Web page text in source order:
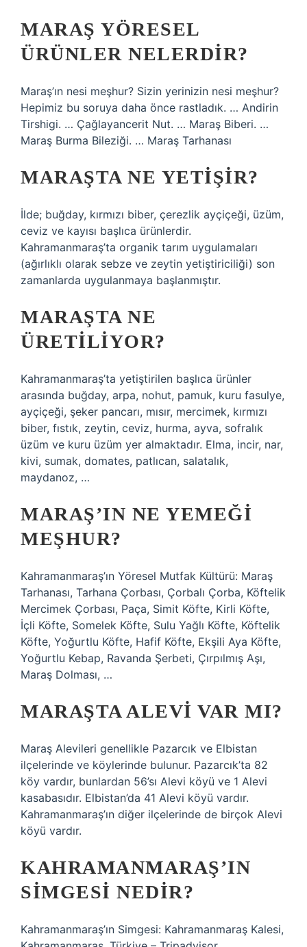
MARAŞ YÖRESEL
ÜRÜNLER NELERDIR?
Maraş’ın nesi meşhur? Sizin yerinizin nesi meşhur?
Hepimiz bu soruya daha önce rastladık. … Andirin
Tirshigi. … Çağlayancerit Nut. … Maraş Biberi. …
Maraş Burma Bileziği. … Maraş Tarhanası
MARAŞTA NE YETIŞIR?
İlde; buğday, kırmızı biber, çerezlik ayçiçeği, üzüm,
ceviz ve kayısı başlıca ürünlerdir.
Kahramanmaraş’ta organik tarım uygulamaları
(ağırlıklı olarak sebze ve zeytin yetiştiriciliği) son
zamanlarda uygulanmaya başlanmıştır.
MARAŞTA NE
ÜRETILIYOR?
Kahramanmaraş’ta yetiştirilen başlıca ürünler
arasında buğday, arpa, nohut, pamuk, kuru fasulye,
ayçiçeği, şeker pancarı, mısır, mercimek, kırmızı
biber, fıstık, zeytin, ceviz, hurma, ayva, sofralık
üzüm ve kuru üzüm yer almaktadır. Elma, incir, nar,
kivi, sumak, domates, patlıcan, salatalık,
maydanoz, …
MARAŞ’IN NE YEMEĞI
MEŞHUR?
Kahramanmaraş’ın Yöresel Mutfak Kültürü: Maraş
Tarhanası, Tarhana Çorbası, Çorbalı Çorba, Köftelik
Mercimek Çorbası, Paça, Simit Köfte, Kirli Köfte,
İçli Köfte, Somelek Köfte, Sulu Yağlı Köfte, Köftelik
Köfte, Yoğurtlu Köfte, Hafif Köfte, Ekşili Aya Köfte,
Yoğurtlu Kebap, Ravanda Şerbeti, Çırpılmış Aşı,
Maraş Dolması, …
MARAŞTA ALEVI VAR MI?
Maraş Alevileri genellikle Pazarcık ve Elbistan
ilçelerinde ve köylerinde bulunur. Pazarcık’ta 82
köy vardır, bunlardan 56’sı Alevi köyü ve 1 Alevi
kasabasıdır. Elbistan’da 41 Alevi köyü vardır.
Kahramanmaraş’ın diğer ilçelerinde de birçok Alevi
köyü vardır.
KAHRAMANMARAŞ’IN
SIMGESI NEDIR?
Kahramanmaraş’ın Simgesi: Kahramanmaraş Kalesi,